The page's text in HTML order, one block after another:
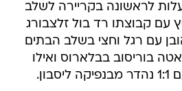
לראשונה בקריירה לשלב
אחרי 0:0 בחוץ עם קבוצתו רד בול זלצבורג
עם רגל וחצי בשלב הבתים
2:3 על באטה בוריסוב בבלארוס ואילו